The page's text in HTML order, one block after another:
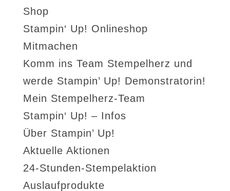
Shop
Stampin‘ Up! Onlineshop
Mitmachen
Komm ins Team Stempelherz und
werde Stampin’ Up! Demonstratorin!
Mein Stempelherz-Team
Stampin‘ Up! – Infos
Über Stampin’ Up!
Aktuelle Aktionen
24-Stunden-Stempelaktion
Auslaufprodukte